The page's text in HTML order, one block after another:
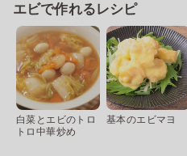
エビで作れるレシピ
白菜とエビのトロ
トロ中華炒め
基本のエビマヨ